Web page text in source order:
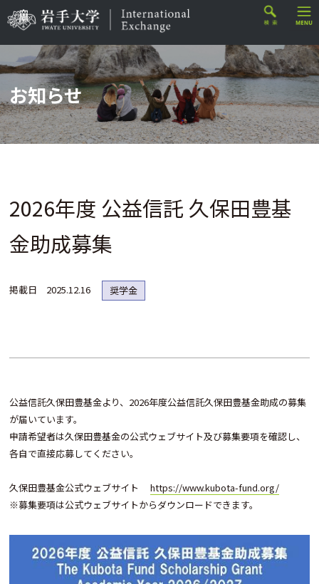
お知らせ
2026年度 公益信託 久保田豊基
金助成募集
掲載日 2025.12.16 奨学金
公益信託久保田豊基金より、2026年度公益信託久保田豊基金助成の募集
が届いています。
申請希望者は久保田豊基金の公式ウェブサイト及び募集要項を確認し、
各自で直接応募してください。
久保田豊基金公式ウェブサイトhttps://www.kubota-fund.org/
※募集要項は公式ウェブサイトからダウンロードできます。